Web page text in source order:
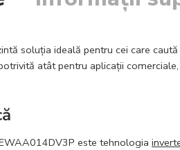
soluția ideală pentru cei care caută
atât pentru aplicații
este tehnologia